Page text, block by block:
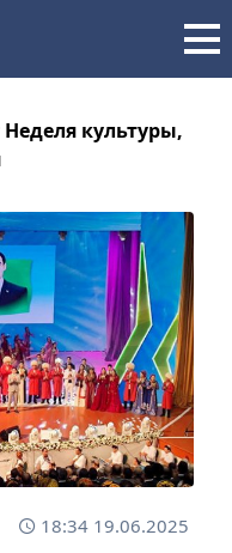
культуры,
18:34 19.06.2025